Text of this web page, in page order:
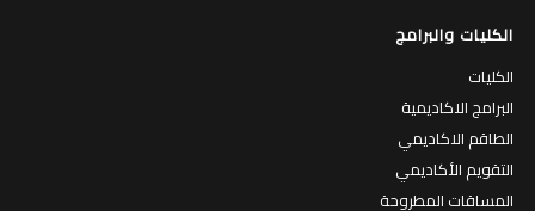
الكليات والبرامج
الكليات
البرامج الاكاديمية
الطاقم الاكاديمي
التقويم الأكاديمي
المساقات المطروحة